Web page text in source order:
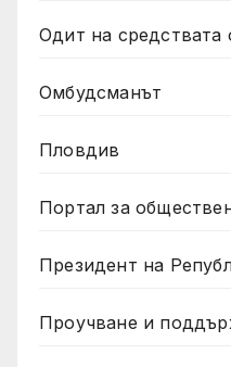
Одит на средствата
Омбудсманът
Пловдив
Портал за
Президент на
Проучване и